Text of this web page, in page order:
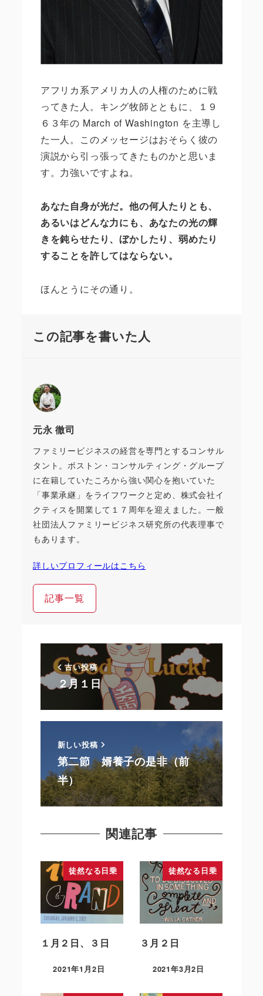
アフリカ系アメリカ人の人権のために戦
ってきた人。キング牧師とともに、１９
６３年の March of Washington を主導し
た一人。このメッセージはおそらく彼の
演説から引っ張ってきたものかと思いま
す。力強いですよね。
あなた自身が光だ。他の何人たりとも、
あるいはどんな力にも、あなたの光の輝
きを鈍らせたり、ぼかしたり、弱めたり
することを許してはならない。
ほんとうにその通り。
この記事を書いた人
元永 徹司
ファミリービジネスの経営を専門とするコンサル
タント。ボストン・コンサルティング・グループ
に在籍していたころから強い関心を抱いていた
「事業承継」をライフワークと定め、株式会社イ
クティスを開業して１７周年を迎えました。一般
社団法人ファミリービジネス研究所の代表理事で
もあります。
詳しいプロフィールはこちら
記事一覧
古い投稿
２月１日
新しい投稿
第二節 婿養子の是非（前
半）
関連記事
徒然なる日乗
１月２日、３日
2021年1月2日
徒然なる日乗
３月２日
2021年3月2日